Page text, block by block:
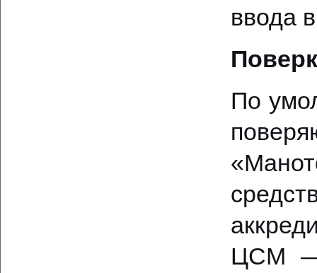
ввода
По
ЦСМ —